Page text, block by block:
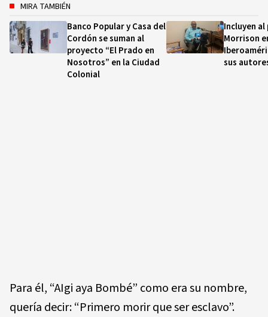
MIRA TAMBIÉN
Banco Popular y Casa del
Cordón se suman al
proyecto “El Prado en
Nosotros” en la Ciudad
Colonial
Incluyen
Morrison
sus
Para él, “AIgi aya Bombé” como era su nombre,
quería decir: “Primero morir que ser esclavo”.